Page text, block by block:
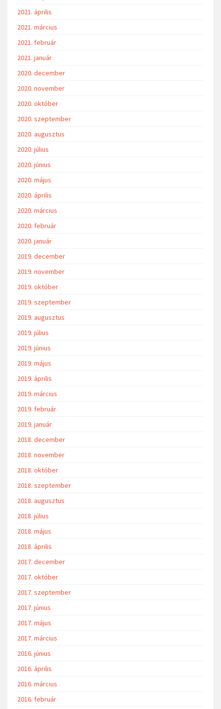
2021. április
2021. március
2021. február
2021. január
2020. december
2020. november
2020. október
2020. szeptember
2020. augusztus
2020. július
2020. június
2020. május
2020. április
2020. március
2020. február
2020. január
2019. december
2019. november
2019. október
2019. szeptember
2019. augusztus
2019. július
2019. június
2019. május
2019. április
2019. március
2019. február
2019. január
2018. december
2018. november
2018. október
2018. szeptember
2018. augusztus
2018. július
2018. május
2018. április
2017. december
2017. október
2017. szeptember
2017. június
2017. május
2017. március
2016. június
2016. április
2016. március
2016. február